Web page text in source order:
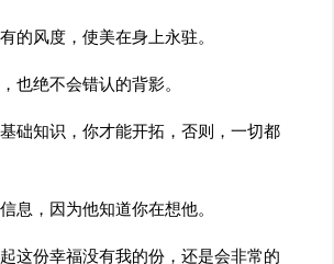
风度，使美在身上永驻。
也绝不会错认的背影。
础知识，你才能开拓，否则，一切都
息，因为他知道你在想他。
这份幸福没有我的份，还是会非常的